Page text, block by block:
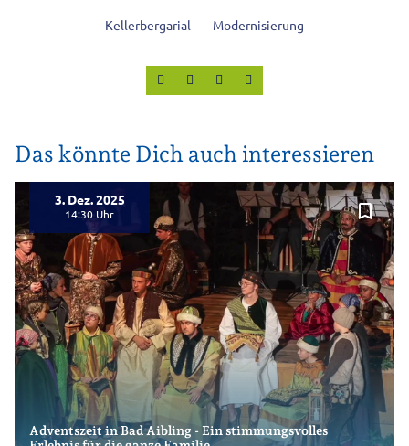
Kellerbergarial Modernisierung
Das könnte Dich auch interessieren
bookmark_border
3. Dez. 2025
14:30
Adventszeit in Bad Aibling - Ein stimmungsvolles